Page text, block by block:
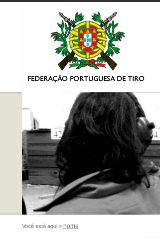
Você está aqui » home